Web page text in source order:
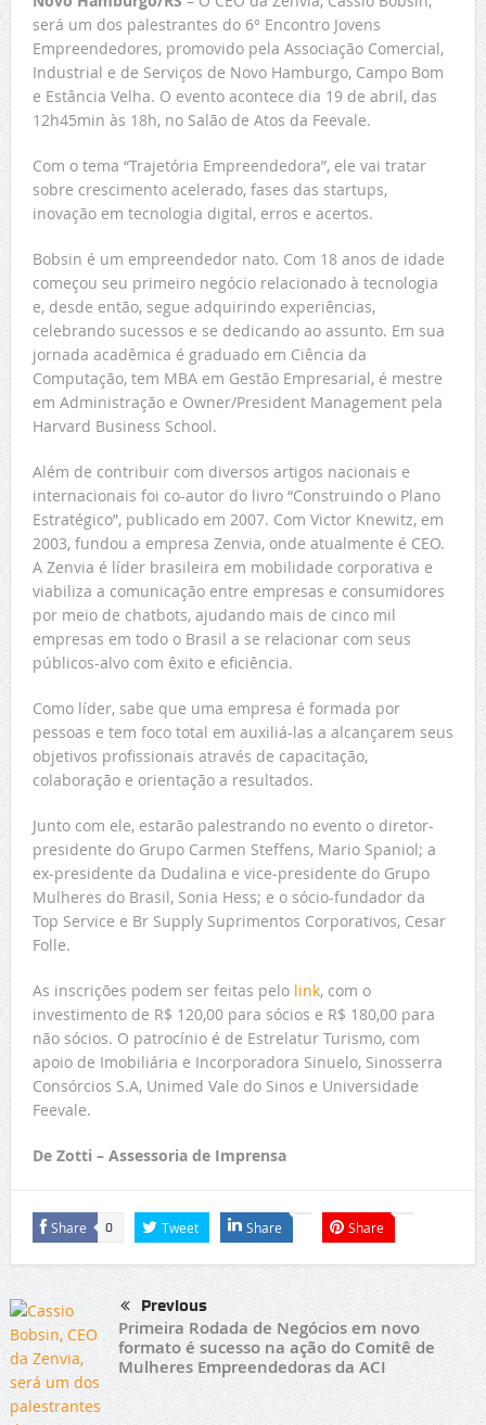
será um dos palestrantes do 6° Encontro Jovens
Empreendedores, promovido pela Associação Comercial,
Industrial e de Serviços de Novo Hamburgo, Campo Bom
e Estância Velha. O evento acontece dia 19 de abril, das
12h45min às 18h, no Salão de Atos da Feevale.
Com o tema “Trajetória Empreendedora”, ele vai tratar
sobre crescimento acelerado, fases das startups,
inovação em tecnologia digital, erros e acertos.
Bobsin é um empreendedor nato. Com 18 anos de idade
começou seu primeiro negócio relacionado à tecnologia
e, desde então, segue adquirindo experiências,
celebrando sucessos e se dedicando ao assunto. Em sua
jornada acadêmica é graduado em Ciência da
Computação, tem MBA em Gestão Empresarial, é mestre
em Administração e Owner/President Management pela
Harvard Business School.
Além de contribuir com diversos artigos nacionais e
internacionais foi co-autor do livro “Construindo o Plano
Estratégico”, publicado em 2007. Com Victor Knewitz, em
2003, fundou a empresa Zenvia, onde atualmente é CEO.
A Zenvia é líder brasileira em mobilidade corporativa e
viabiliza a comunicação entre empresas e consumidores
por meio de chatbots, ajudando mais de cinco mil
empresas em todo o Brasil a se relacionar com seus
públicos-alvo com êxito e eficiência.
Como líder, sabe que uma empresa é formada por
pessoas e tem foco total em auxiliá-las a alcançarem seus
objetivos profissionais através de capacitação,
colaboração e orientação a resultados.
Junto com ele, estarão palestrando no evento o diretor-
presidente do Grupo Carmen Steffens, Mario Spaniol; a
ex-presidente da Dudalina e vice-presidente do Grupo
Mulheres do Brasil, Sonia Hess; e o sócio-fundador da
Top Service e Br Supply Suprimentos Corporativos, Cesar
Folle.
As inscrições podem ser feitas pelo link, com o
investimento de R$ 120,00 para sócios e R$ 180,00 para
não sócios. O patrocínio é de Estrelatur Turismo, com
apoio de Imobiliária e Incorporadora Sinuelo, Sinosserra
Consórcios S.A, Unimed Vale do Sinos e Universidade
Feevale.
De Zotti – Assessoria de Imprensa
Share 0 Tweet Share Share
Previous
Primeira Rodada de Negócios em novo
formato é sucesso na ação do Comitê de
Mulheres Empreendedoras da ACI